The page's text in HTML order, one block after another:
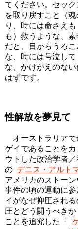
てください。セッ
を取り戻すこと（
り、時には命さえも
も）救うような、
だと、目からうろこ
な、時には号泣して
な、かけがえのない
はずです。
性解放を夢見て
オーストラリアで
ゲイであることをカ
ウトした政治学者
の デニス・アルト
アメリカのストー
事件の頃の運動に参
イがなぜ抑圧される
圧とどう闘うべきか
ことを追究した「